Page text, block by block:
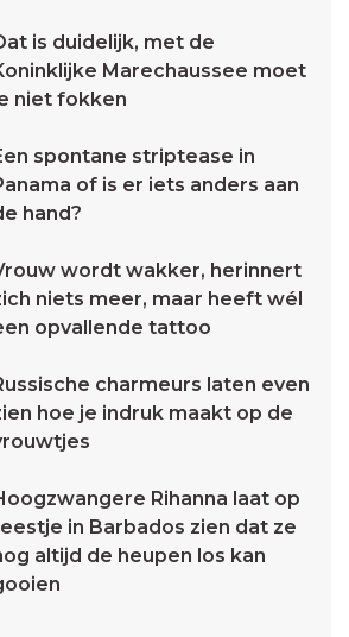
is duidelijk, met de
Marechaussee moet
niet fokken
spontane striptease in
of is er iets anders aan
hand?
wordt wakker, herinnert
niets meer, maar heeft wél
opvallende tattoo
charmeurs laten even
hoe je indruk maakt op de
Rihanna laat op
in Barbados zien dat ze
altijd de heupen los kan